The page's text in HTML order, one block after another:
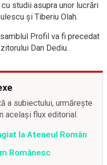
studii asupra unor lucrări
şi Tiberiu Olah.
Profil va fi precedat
Dan Dediu.
a subiectului, urmărește
același flux editorial.
la Ateneul Român
Românesc